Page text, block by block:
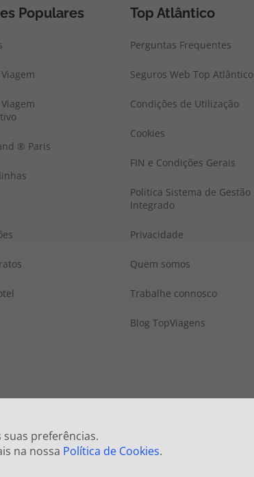
preferências.
na nossa Política de Cookies.
Populares
® Paris
Top Atlântico
Perguntas Frequentes
Seguros Web Top Atlântico
Condições de Utilização
Cookies
FIN e Condições Gerais
Politica Sistema de Gestão
Integrado
Privacidade
Quem somos
Trabalhe connosco
Blog TopViagens